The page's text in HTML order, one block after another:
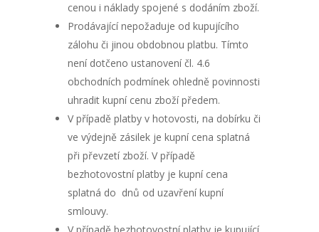
cenou i náklady spojené s dodáním zboží.
Prodávající nepožaduje od kupujícího
zálohu či jinou obdobnou platbu. Tímto
není dotčeno ustanovení čl. 4.6
obchodních podmínek ohledně povinnosti
uhradit kupní cenu zboží předem.
V případě platby v hotovosti, na dobírku či
ve výdejně zásilek je kupní cena splatná
při převzetí zboží. V případě
bezhotovostní platby je kupní cena
splatná do dnů od uzavření kupní
smlouvy.